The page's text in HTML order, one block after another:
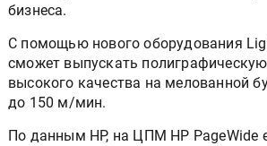
бизнеса.
С помощью нового оборудования
сможет выпускать
высокого качества на мелованной
до 150 м/мин.
По данным HP, на ЦПМ HP PageWide